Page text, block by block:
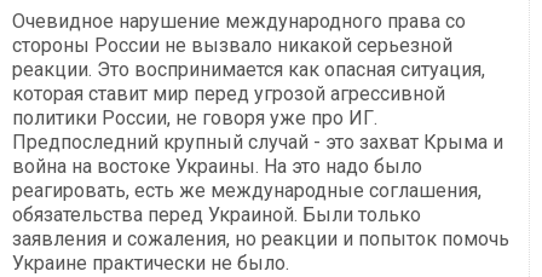
Очевидное нарушение международного права со
стороны России не вызвало никакой серьезной
реакции. Это воспринимается как опасная ситуация,
которая ставит мир перед угрозой агрессивной
политики России, не говоря уже про ИГ.
Предпоследний крупный случай - это захват Крыма и
война на востоке Украины. На это надо было
реагировать, есть же международные соглашения,
обязательства перед Украиной. Были только
заявления и сожаления, но реакции и попыток помочь
Украине практически не было.